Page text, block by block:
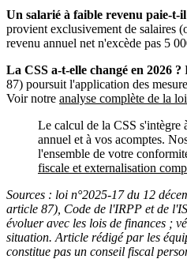
Un salarié à faible revenu paie-t-
provient exclusivement de salaires
revenu annuel net n'excède pas 5
La CSS a-t-elle changé en 2026 ?
87) poursuit l'application des
Voir notre analyse complète de la
Le calcul de la CSS s'intègre
annuel et à vos acomptes.
l'ensemble de votre
fiscale et externalisation
Sources : loi n°2025-17 du 12
article 87), Code de l'IRPP et de
évoluer avec les lois de finances ;
situation. Article rédigé par les
constitue pas un conseil fiscal